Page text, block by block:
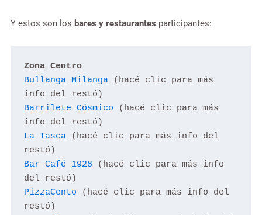
Y estos son los bares y restaurantes participantes:
Zona Centro
Bullanga Milanga (hacé clic para más
Barrilete Cósmico (hacé clic para más
La Tasca (hacé clic para más info del
Bar Café 1928 (hacé clic para más info
PizzaCento (hacé clic para más info del